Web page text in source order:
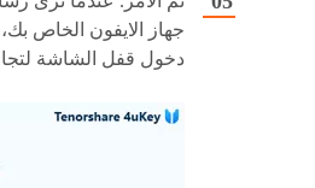
جهاز الايفون الخاص
دخول قفل الشاشة